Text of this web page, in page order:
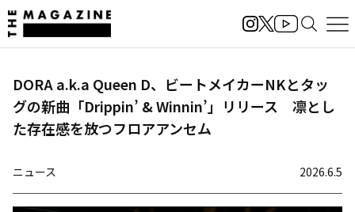
DORA a.k.a Queen D、ビートメイカーNKとタッ
グの新曲「Drippin’ & Winnin’」リリース 凛とし
た存在感を放つフロアアンセム
ニュース 2026.6.5